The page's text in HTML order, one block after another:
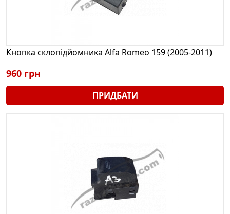
Кнопка склопідйомника Alfa Romeo 159 (2005-2011)
960 грн
ПРИДБАТИ